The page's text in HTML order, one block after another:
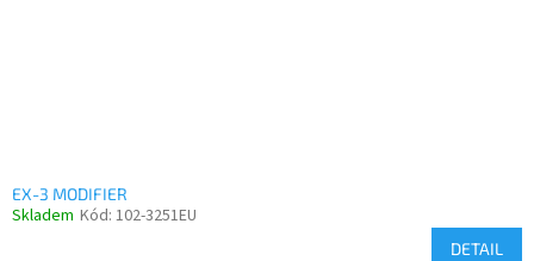
EX-3 MODIFIER
Skladem Kód: 102-3251EU
DETAIL